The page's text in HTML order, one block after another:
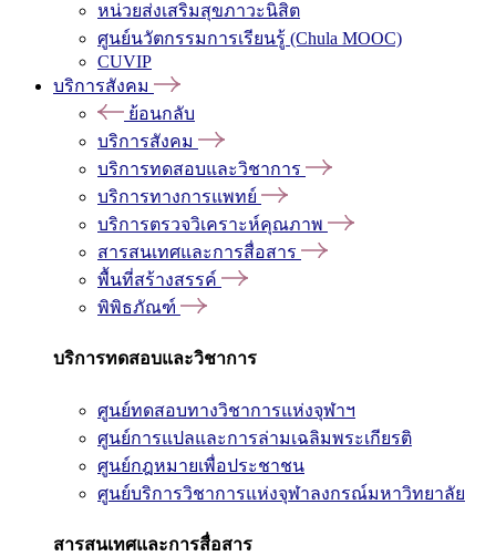
หน่วยส่งเสริมสุขภาวะนิสิต
ศูนย์นวัตกรรมการเรียนรู้ (Chula MOOC)
CUVIP
บริการสังคม
ย้อนกลับ
บริการสังคม
บริการทดสอบและวิชาการ
บริการทางการแพทย์
บริการตรวจวิเคราะห์คุณภาพ
สารสนเทศและการสื่อสาร
พื้นที่สร้างสรรค์
พิพิธภัณฑ์
บริการทดสอบและวิชาการ
ศูนย์ทดสอบทางวิชาการแห่งจุฬาฯ
ศูนย์การแปลและการล่ามเฉลิมพระเกียรติ
ศูนย์กฎหมายเพื่อประชาชน
ศูนย์บริการวิชาการแห่งจุฬาลงกรณ์มหาวิทยาลัย
สารสนเทศและการสื่อสาร